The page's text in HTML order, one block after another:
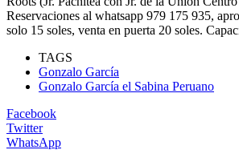
Reservaciones al whatsapp 979 175 935,
solo 15 soles, venta en puerta 20 soles.
TAGS
Gonzalo García
Gonzalo García el Sabina Peruano
Facebook
Twitter
WhatsApp